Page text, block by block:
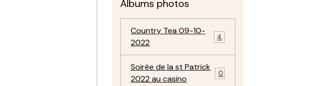
Albums photos
Country Tea 09-10-
2022
4
Soirée de la st Patrick
2022 au casino
0